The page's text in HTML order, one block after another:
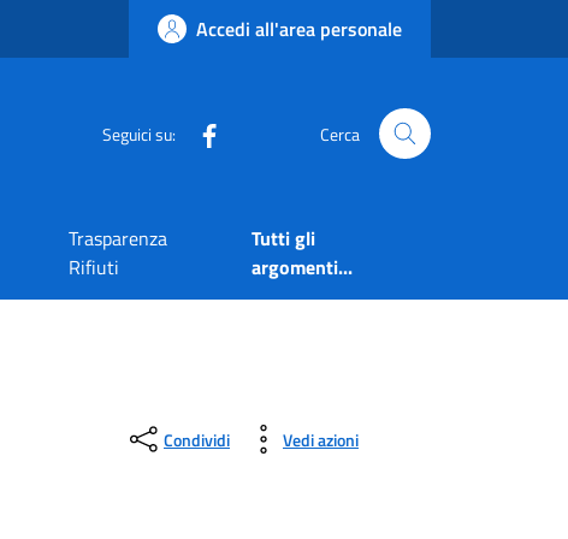
Accedi all'area personale
Seguici su: Cerca
Trasparenza
Rifiuti
Tutti gli
argomenti...
Condividi Vedi azioni